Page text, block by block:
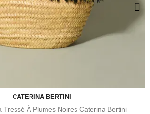
CATERINA BERTINI
Tressé À Plumes Noires Caterina Bertini